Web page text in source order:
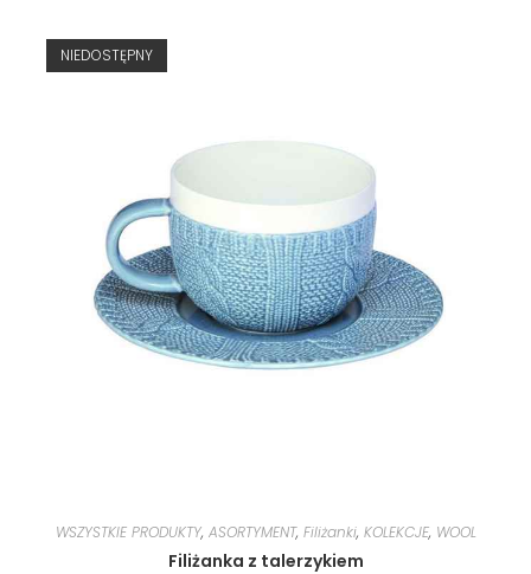
NIEDOSTĘPNY
WSZYSTKIE PRODUKTY, ASORTYMENT, Filiżanki, KOLEKCJE, WOOL
Filiżanka z talerzykiem